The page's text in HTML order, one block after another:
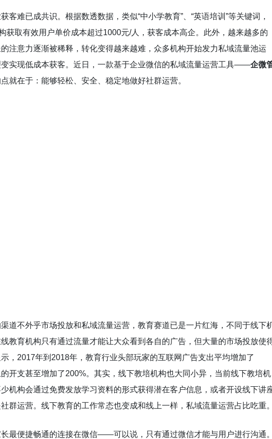
客难已成共识。根据数透数据，类似“中小学教育”、“英语培训”等关键词，
获取有效用户单价成本超过1000元/人，获客成本高企。此外，越来越多的
注意力逐渐被稀释，转化变得越来越难，众多机构开始发力私域流量池运
实现低成本获客。近日，一款基于企业微信的私域流量运营工具——企微
就在于：能够轻松、安全、稳定地做好社群运营。
道不外乎市场投放和私域流量运营，教育赛道已是一片红海，不同于线下
教育机构只有通过流量才能让大众看到各自的广告，但大量的市场投放使
，2017年到2018年，教育行业头部玩家的互联网广告支出平均增加了
开支甚至增加了200%。其实，线下教培机构也大同小异，当前线下教培机
机构会通过免费发放学习资料的形式获得潜在客户信息，或者开设线下讲
群运营。线下教育的工作常态也变成和线上一样，私域流量运营占比吃重
最便捷畅通的连接在微信——可以说，只有通过微信才能与用户进行沟通